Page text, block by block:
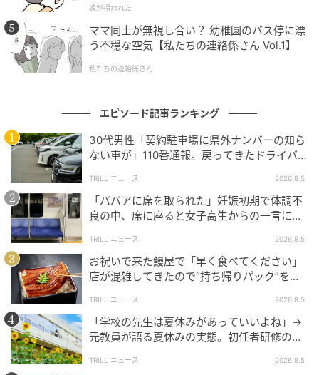
【エピソード募集】日常のちょっとした体験、TRILL
でシェアしませんか？【2分で完了・匿名】
次の記事
ね？ ねぇ、それでも…
の記事をもっとみる
娘が拐われた
ママ同士が無視し合い？ 幼稚園のバス停に漂
う不穏な空気【私たちの連絡係さん Vol.1】
私たちの連絡係さん
エピソード記事ランキング
30代男性「契約駐車場に県外ナンバーの知ら
ない車が」110番通報。戻ってきたドライバー
TRILL ニュース 2026.8.5
「ババアに席を取られた」妊娠初期で体調不
良の中、席に座ると女子高生からの一言に
TRILL ニュース 2026.8.5
お祝いで来た鰻屋で「早く食べてください」
店が混雑してきたので“持ち帰りパック”を依
い」
TRILL ニュース 2026.8.5
「学校の先生は夏休みがあっていいよね」→
元教員が語る夏休みの実態。初任者研修の裏
TRILL ニュース 2026.8.5